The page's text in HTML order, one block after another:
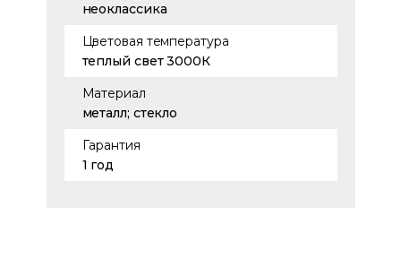
неоклассика
Цветовая температура
теплый свет 3000К
Материал
металл; стекло
Гарантия
1 год